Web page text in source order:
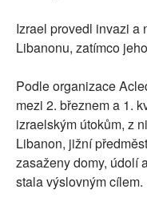
Izrael provedl invazi a
Libanonu, zatímco
Podle organizace
mezi 2. březnem a 1.
izraelským útokům, z
Libanon, jižní
zasaženy domy, údolí
stala výslovným cílem.